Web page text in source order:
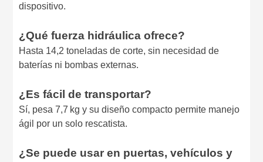
dispositivo.
¿Qué fuerza hidráulica ofrece?
Hasta 14,2 toneladas de corte, sin necesidad de
baterías ni bombas externas.
¿Es fácil de transportar?
Sí, pesa 7,7 kg y su diseño compacto permite manejo
ágil por un solo rescatista.
¿Se puede usar en puertas, vehículos y